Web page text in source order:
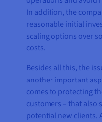
In addition, the
reasonable initial
scaling options over
costs.
Besides all this, the
another important
comes to protecting
customers – that also
potential new clients.